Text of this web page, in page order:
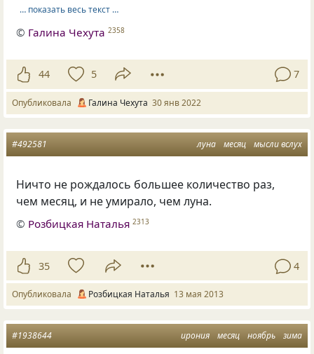
… показать весь текст …
© Галина Чехута 2358
44 5 7
Опубликовала Галина Чехута 30 янв 2022
луна месяц мысли вслух
#492581
Ничто не рождалось большее количество раз,
чем месяц, и не умирало, чем луна.
© Розбицкая Наталья 2313
35 4
Опубликовала Розбицкая Наталья 13 мая 2013
ирония месяц ноябрь зима
#1938644